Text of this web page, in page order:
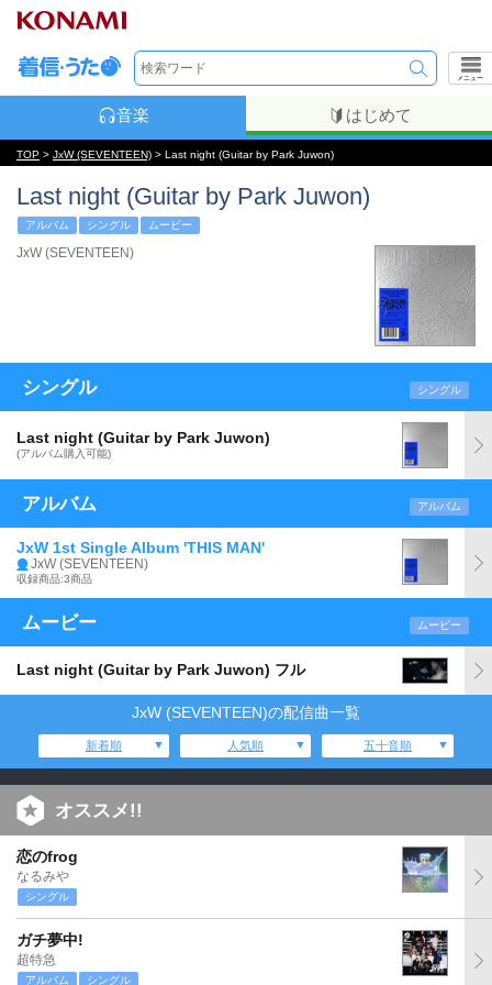
メニュー
音楽 はじめて
TOP > JxW (SEVENTEEN) > Last night (Guitar by Park Juwon)
Last night (Guitar by Park Juwon)
アルバム シングル ムービー
JxW (SEVENTEEN)
シングル シングル
Last night (Guitar by Park Juwon)
(アルバム購入可能)
アルバム アルバム
JxW 1st Single Album 'THIS MAN'
JxW (SEVENTEEN)
収録商品:3商品
ムービー ムービー
Last night (Guitar by Park Juwon) フル
JxW (SEVENTEEN)の配信曲一覧
新着順 人気順 五十音順
オススメ!!
恋のfrog
なるみや
シングル
ガチ夢中!
超特急
アルバム シングル